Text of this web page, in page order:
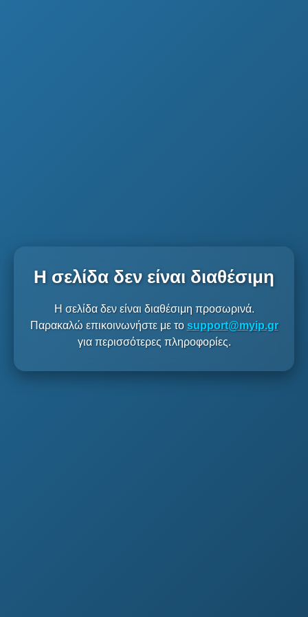
Η σελίδα δεν είναι διαθέσιμη
Η σελίδα δεν είναι διαθέσιμη προσωρινά.
Παρακαλώ επικοινωνήστε με το support@myip.gr
για περισσότερες πληροφορίες.